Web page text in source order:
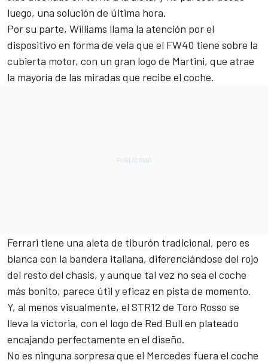
luego, una solución de última hora.
Por su parte, Williams llama la atención por el
dispositivo en forma de vela que el FW40 tiene sobre la
cubierta motor, con un gran logo de Martini, que atrae
la mayoría de las miradas que recibe el coche.
Ferrari tiene una aleta de tiburón tradicional, pero es
blanca con la bandera italiana, diferenciándose del rojo
del resto del chasis, y aunque tal vez no sea el coche
más bonito, parece útil y eficaz en pista de momento.
Y, al menos visualmente, el STR12 de Toro Rosso se
lleva la victoria, con el logo de Red Bull en plateado
encajando perfectamente en el diseño.
No es ninguna sorpresa que el Mercedes fuera el coche